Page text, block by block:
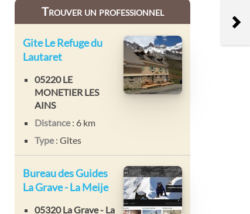
Trouver un professionnel
Gite Le Refuge du
Lautaret
05220 LE
MONETIER LES
AINS
Distance: 6 km
Type: Gîtes
Bureau des Guides
La Grave - La Meije
05320 La Grave - La